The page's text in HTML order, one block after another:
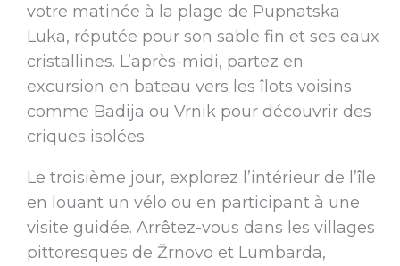
votre matinée à la plage de Pupnatska
Luka, réputée pour son sable fin et ses eaux
cristallines. L’après-midi, partez en
excursion en bateau vers les îlots voisins
comme Badija ou Vrnik pour découvrir des
criques isolées.
Le troisième jour, explorez l’intérieur de l’île
en louant un vélo ou en participant à une
visite guidée. Arrêtez-vous dans les villages
pittoresques de Žrnovo et Lumbarda,